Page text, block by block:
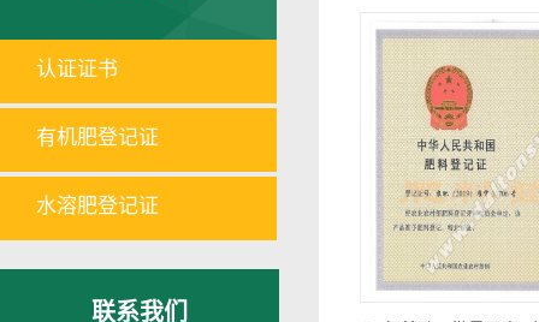
认证证书
有机肥登记证
水溶肥登记证
联系我们